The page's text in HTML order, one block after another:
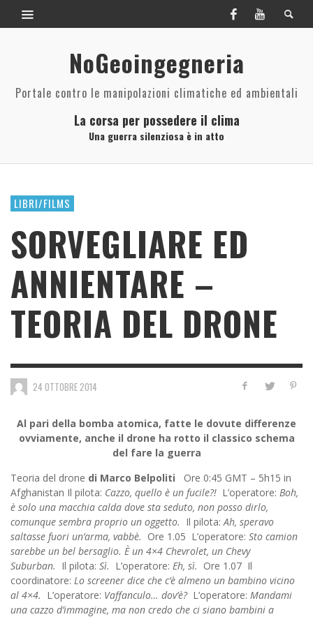
NoGeoingegneria
Portale contro le manipolazioni climatiche ed ambientali
La corsa per possedere il clima
Una guerra silenziosa è in atto
LIBRI/FILMS
SORVEGLIARE ED
ANNIENTARE –
TEORIA DEL DRONE
24 OTTOBRE 2014
Al pari della bomba atomica, fatte le dovute differenze
ovviamente, anche il drone ha rotto il classico schema
del fare la guerra
Teoria del drone di Marco Belpoliti Ore 0:45 GMT – 5h15 in
Afghanistan Il pilota: Cazzo, quello è un fucile?! L’operatore: Boh,
è solo una macchia calda dove sta seduto, non posso dirlo,
comunque sembra proprio un oggetto. Il pilota:Ah, speravo
saltasse fuori un’arma, vabbè. Ore 1.05 L’operatore: Sto camion
sarebbe un bel bersaglio. È un 4×4 Chevrolet, un Chevy
Suburban. Il pilota: Sì. L’operatore: Eh, sì. Ore 1.07 Il
coordinatore: Lo screener dice che c’è almeno un bambino vicino
al 4×4. L’operatore: Vaffanculo… dov’è?L’operatore: Mandami
una cazzo d’immagine, ma non credo che ci siano bambini a